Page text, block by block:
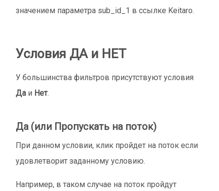
значением параметра sub_id_1 в ссылке Keitaro.
Условия ДА и НЕТ
У большинства фильтров присутствуют условия
Да и Нет.
Да (или Пропускать на поток)
При данном условии, клик пройдет на поток если
удовлетворит заданному условию.
Например, в таком случае на поток пройдут